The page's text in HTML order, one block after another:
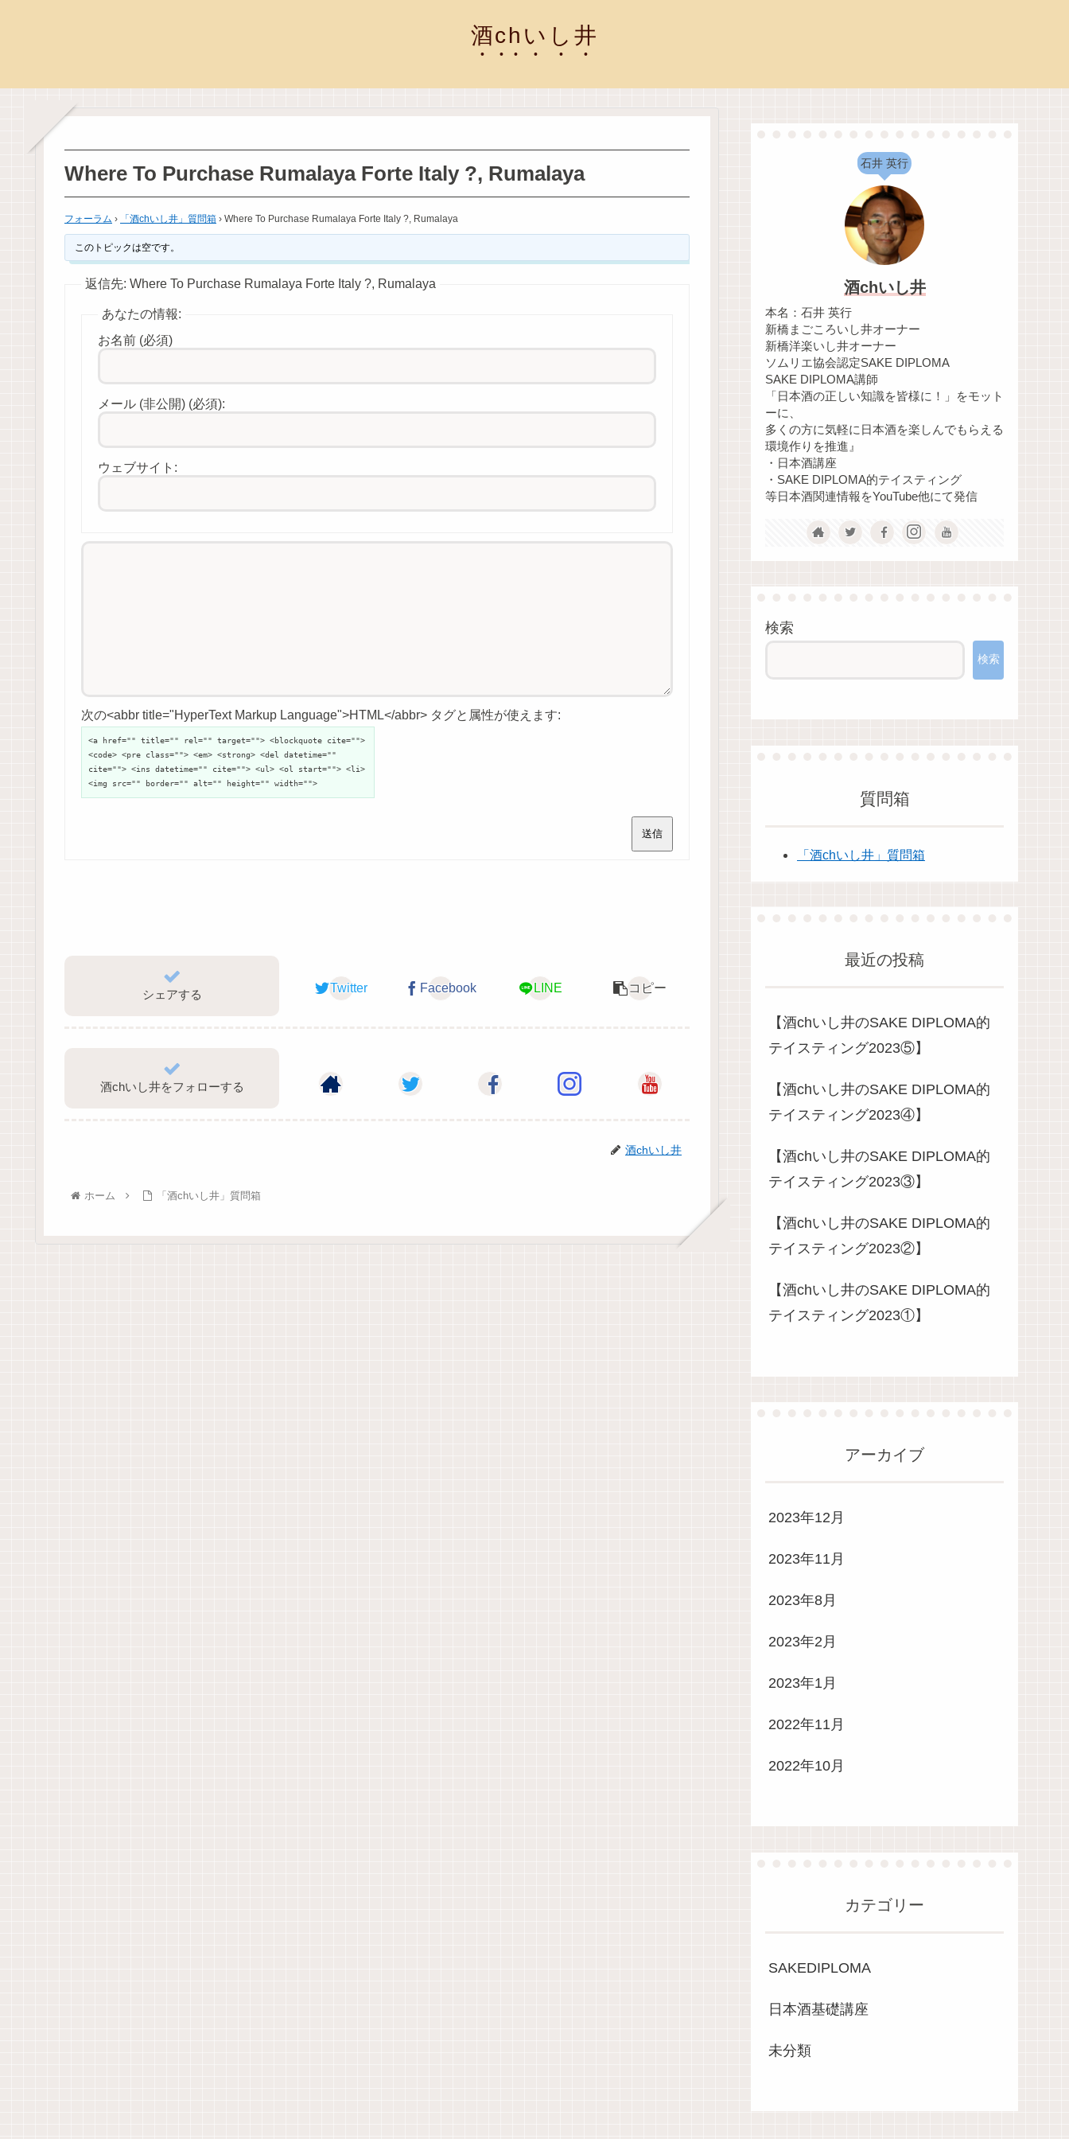
酒chいし井
Where To Purchase Rumalaya Forte Italy ?, Rumalaya
フォーラム › 「酒chいし井」質問箱 › Where To Purchase Rumalaya Forte Italy ?, Rumalaya
このトピックは空です。
返信先: Where To Purchase Rumalaya Forte Italy ?, Rumalaya
あなたの情報:
お名前 (必須)
メール (非公開) (必須):
ウェブサイト:
次の<abbr title="HyperText Markup Language">HTML</abbr> タグと属性が使えます:
<a href="" title="" rel="" target=""> <blockquote cite="">
<code> <pre class=""> <em> <strong> <del datetime=""
cite=""> <ins datetime="" cite=""> <ul> <ol start=""> <li>
<img src="" border="" alt="" height="" width="">
送信
シェアする Twitter Facebook LINE コピー
酒chいし井をフォローする
酒chいし井
ホーム 「酒chいし井」質問箱
石井 英行
酒chいし井
本名：石井 英行
新橋まごころいし井オーナー
新橋洋楽いし井オーナー
ソムリエ協会認定SAKE DIPLOMA
SAKE DIPLOMA講師
「日本酒の正しい知識を皆様に！」をモット
ーに、
多くの方に気軽に日本酒を楽しんでもらえる
環境作りを推進』
・日本酒講座
・SAKE DIPLOMA的テイスティング
等日本酒関連情報をYouTube他にて発信
検索
検索
質問箱
「酒chいし井」質問箱
最近の投稿
【酒chいし井のSAKE DIPLOMA的
テイスティング2023⑤】
【酒chいし井のSAKE DIPLOMA的
テイスティング2023④】
【酒chいし井のSAKE DIPLOMA的
テイスティング2023③】
【酒chいし井のSAKE DIPLOMA的
テイスティング2023②】
【酒chいし井のSAKE DIPLOMA的
テイスティング2023①】
アーカイブ
2023年12月
2023年11月
2023年8月
2023年2月
2023年1月
2022年11月
2022年10月
カテゴリー
SAKEDIPLOMA
日本酒基礎講座
未分類